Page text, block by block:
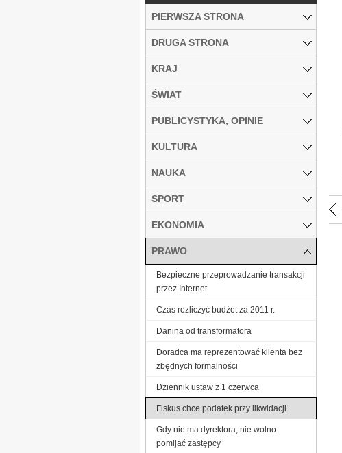
PIERWSZA STRONA
DRUGA STRONA
KRAJ
ŚWIAT
PUBLICYSTYKA, OPINIE
KULTURA
NAUKA
SPORT
EKONOMIA
PRAWO
Bezpieczne przeprowadzanie transakcji
przez Internet
Czas rozliczyć budżet za 2011 r.
Danina od transformatora
Doradca ma reprezentować klienta bez
zbędnych formalności
Dziennik ustaw z 1 czerwca
Fiskus chce podatek przy likwidacji
Gdy nie ma dyrektora, nie wolno
pomijać zastępcy